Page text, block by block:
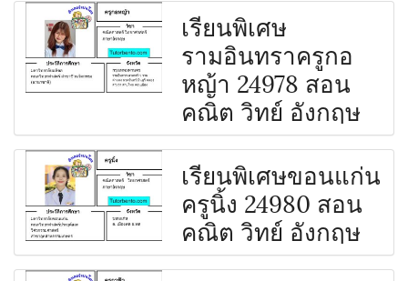
เรียนพิเศษ
รามอินทราครูกอ
หญ้า 24978 สอน
คณิต วิทย์ อังกฤษ
เรียนพิเศษขอนแก่น
ครูนิ้ง 24980 สอน
คณิต วิทย์ อังกฤษ